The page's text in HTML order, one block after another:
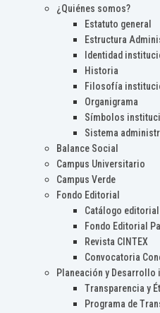
¿Quiénes somos?
Estatuto general
Estructura
Identidad
Historia
Filosofía
Organigrama
Símbolos
Sistema
Balance Social
Campus Universitario
Campus Verde
Fondo Editorial
Catálogo editorial
Fondo Editorial
Revista CINTEX
Convocatoria
Planeación y Desarrollo
Transparencia y
Programa de